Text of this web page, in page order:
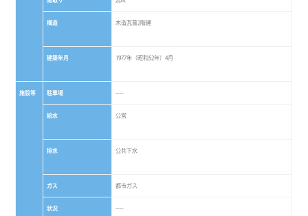
構造 木造瓦葺2階建
建築年月 1977年（昭和52年）4月
施設等 駐車場 ----
給水 公営
排水 公共下水
ガス 都市ガス
状況 ----